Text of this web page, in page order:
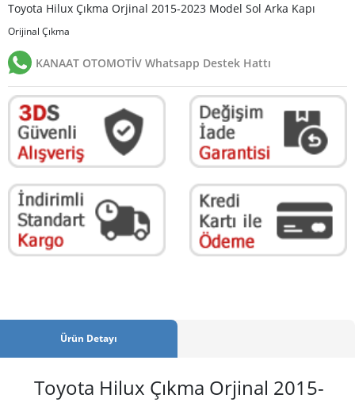
Toyota Hilux Çıkma Orjinal 2015-2023 Model Sol Arka Kapı
Orijinal Çıkma
KANAAT OTOMOTİV Whatsapp Destek Hattı
Ürün Detayı
Toyota Hilux Çıkma Orjinal 2015-